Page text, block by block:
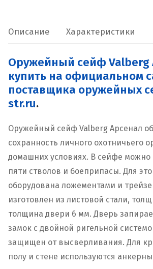
Описание Характеристики
Оружейный сейф Valberg
купить на официальном
поставщика оружейных
str.ru.
Оружейный сейф Valberg Арсенал
сохранность личного охотничьего
домашних условиях. В сейфе
пяти стволов и боеприпасы. Для
оборудована ложементами и
изготовлен из листовой стали,
толщина двери 6 мм. Дверь
замок с двойной ригельной
защищен от высверливания. Для
полу и стене используются